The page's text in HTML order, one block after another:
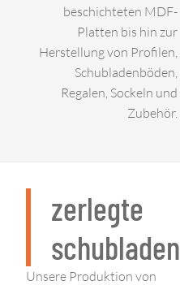
beschichteten MDF-
Platten bis hin zur
Herstellung von Profilen,
Schubladenböden,
Regalen, Sockeln und
Zubehör.
zerlegte
schubladen
Unsere Produktion von